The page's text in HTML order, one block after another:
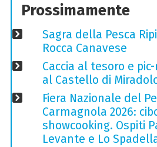
Prossimamente
Sagra della Pesca
Rocca Canavese
Caccia al tesoro e
al Castello di
Fiera Nazionale del
Carmagnola 2026:
showcooking. Ospiti
Levante e Lo